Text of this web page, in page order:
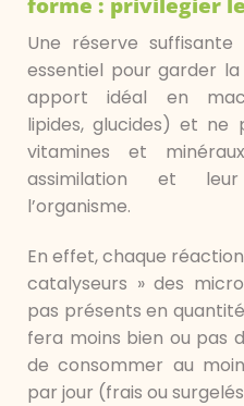
Une réserve suffisante
essentiel pour garder
apport idéal en
lipides, glucides) et
vitamines et
assimilation et
l’organisme.
En effet, chaque
catalyseurs » des
pas présents en
fera moins bien ou pas
de consommer au
par jour (frais ou